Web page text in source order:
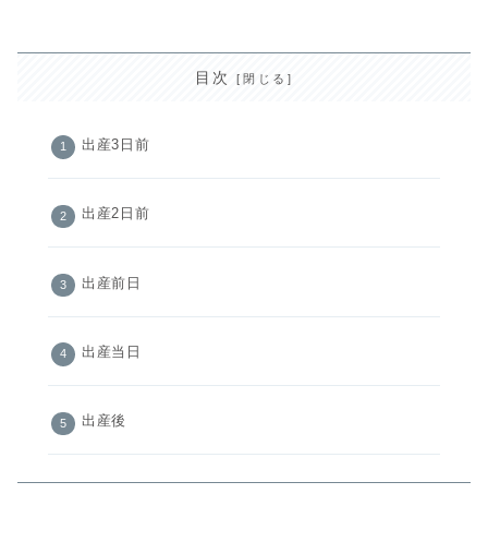
目次
出産3日前
出産2日前
出産前日
出産当日
出産後